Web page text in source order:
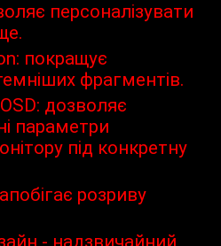
персоналізувати
покращує
фрагментів.
дозволяє
параметри
під конкретну
розриву